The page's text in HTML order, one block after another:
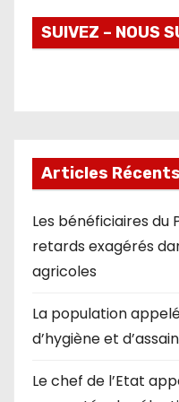
SUIVEZ – NOUS
Articles Récents
Les bénéficiaires du
retards exagérés
agricoles
La population
d’hygiène et
Le chef de l’Etat